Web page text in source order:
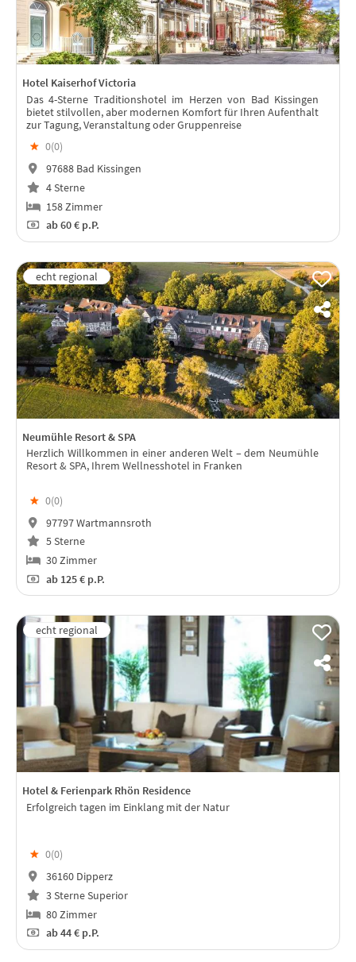
Hotel Kaiserhof Victoria
Das 4-Sterne Traditionshotel im Herzen von Bad Kissingen
bietet stilvollen, aber modernen Komfort für Ihren Aufenthalt
zur Tagung, Veranstaltung oder Gruppenreise
★ 0(0)
97688 Bad Kissingen
4 Sterne
158 Zimmer
ab60 € p.P.
Neumühle Resort & SPA
Herzlich Willkommen in einer anderen Welt – dem Neumühle
Resort & SPA, Ihrem Wellnesshotel in Franken
★ 0(0)
97797 Wartmannsroth
5 Sterne
30 Zimmer
ab125 € p.P.
Hotel & Ferienpark Rhön Residence
Erfolgreich tagen im Einklang mit der Natur
★ 0(0)
36160 Dipperz
3 Sterne Superior
80 Zimmer
ab44 € p.P.